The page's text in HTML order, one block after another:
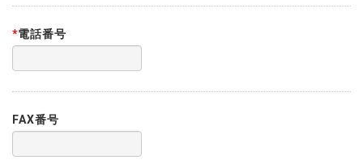
*電話番号
FAX番号